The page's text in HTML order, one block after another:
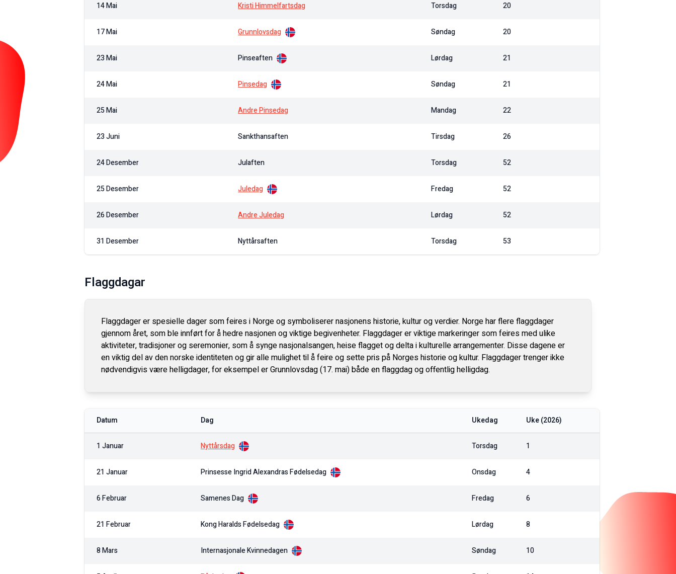
14 Mai Kristi Himmelfartsdag Torsdag 20
17 Mai Grunnlovsdag Søndag 20
23 Mai Pinseaften Lørdag 21
24 Mai Pinsedag Søndag 21
25 Mai Andre Pinsedag Mandag 22
23 Juni Sankthansaften Tirsdag 26
24 Desember Julaften Torsdag 52
25 Desember Juledag Fredag 52
26 Desember Andre Juledag Lørdag 52
31 Desember Nyttårsaften Torsdag 53
Flaggdagar
Flaggdager er spesielle dager som feires i Norge og symboliserer nasjonens historie, kultur og verdier. Norge har flere flaggdager
gjennom året, som ble innført for å hedre nasjonen og viktige begivenheter. Flaggdager er viktige markeringer som feires med ulike
aktiviteter, tradisjoner og seremonier, som å synge nasjonalsangen, heise flagget og delta i kulturelle arrangementer. Disse dagene er
en viktig del av den norske identiteten og gir alle mulighet til å feire og sette pris på Norges historie og kultur. Flaggdager trenger ikke
nødvendigvis være helligdager, for eksempel er Grunnlovsdag (17. mai) både en flaggdag og offentlig helligdag.
Datum Dag Ukedag Uke (2026)
1 Januar Nyttårsdag Torsdag 1
21 Januar Prinsesse Ingrid Alexandras Fødelsedag Onsdag 4
6 Februar Samenes Dag Fredag 6
21 Februar Kong Haralds Fødelsedag Lørdag 8
8 Mars Internasjonale Kvinnedagen Søndag 10